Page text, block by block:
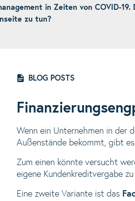
in Zeiten von COVID-
zu tun?
BLOG POSTS
Wenn ein Unternehmen in der
Außenstände bekommt, gibt
Zum einen könnte versucht
eigene Kundenkreditvergabe
Eine zweite Variante ist das